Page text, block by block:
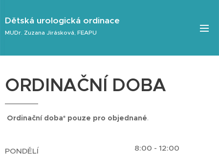
Dětská urologická ordinace
MUDr. Zuzana Jirásková, FEAPU
ORDINAČNÍ DOBA
Ordinační doba* pouze pro objednané.
PONDĚLÍ 8:00 - 12:00